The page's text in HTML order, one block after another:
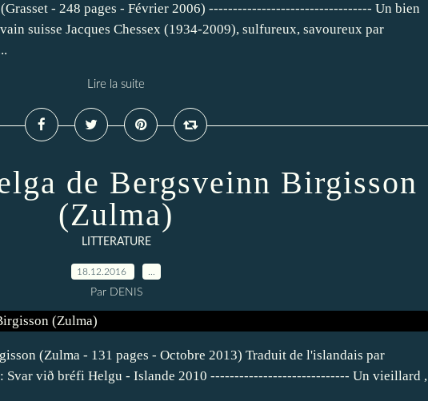
(Grasset - 248 pages - Février 2006) ---------------------------------- Un bien
suisse Jacques Chessex (1934-2009), sulfureux, savoureux par
Lire la suite
de Bergsveinn Birgisson
(Zulma)
LITTERATURE
18.12.2016
Par DENIS
(Zulma - 131 pages - Octobre 2013) Traduit de l'islandais par
Svar við bréfi Helgu - Islande 2010 ----------------------------- Un vieillard ,